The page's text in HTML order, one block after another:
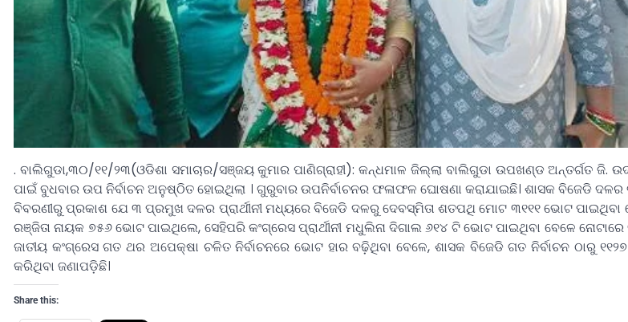
. ବାଲିଗୁଡା,୩୦/୧୧/୨୩(ଓଡିଶା ସମାଚାର/ସଞ୍ଜୟ କୁମାର ପାଣିଗ୍ରାହୀ): କନ୍ଧମାଳ ଜିଲ୍ଲା ବାଲିଗୁଡା ଉପଖଣ୍ଡ ଅନ୍ତର୍ଗତ
ପାଇଁ ବୁଧବାର ଉପ ନିର୍ବାଚନ ଅନୁଷ୍ଠିତ ହୋଇଥିଲା । ଗୁରୁବାର ଉପନିର୍ବାଚନର ଫଳାଫଳ ଘୋଷଣା କରାଯାଇଛି। ଶାସକ ବିଜେଡି ଦଳର
ବିବରଣୀରୁ ପ୍ରକାଶ ଯେ ୩ ପ୍ରମୁଖ ଦଳର ପ୍ରାର୍ଥୀନୀ ମଧ୍ୟରେ ବିଜେଡି ଦଳରୁ ଦେବସ୍ମିତା ଶତପଥି ମୋଟ ୩୧୧୧ ଭୋଟ ପାଇଥିବା
ରଞ୍ଜିତା ନାୟକ ୭୫୬ ଭୋଟ ପାଇଥିଲେ, ସେହିପରି କଂଗ୍ରେସ ପ୍ରାର୍ଥୀନୀ ମଧୁଲିନା ଦିଗାଲ ୬୧୪ ଟି ଭୋଟ ପାଇଥିବା ବେଳେ
ଜାତୀୟ କଂଗ୍ରେସ ଗତ ଥର ଅପେକ୍ଷା ଚଳିତ ନିର୍ବାଚନରେ ଭୋଟ ହାର ବଢ଼ିଥିବା ବେଳେ, ଶାସକ ବିଜେଡି ଗତ ନିର୍ବାଚନ ଠାରୁ
କରିଥିବା ଜଣାପଡ଼ିଛି।
Share this: